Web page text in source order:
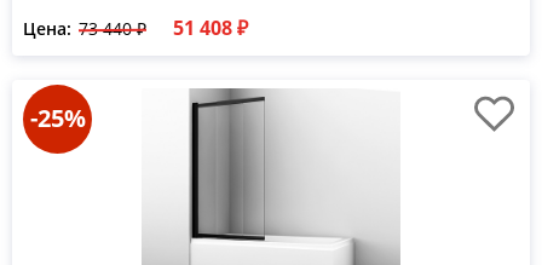
Цена: 73 440 ₽ 51 408 ₽
-25%